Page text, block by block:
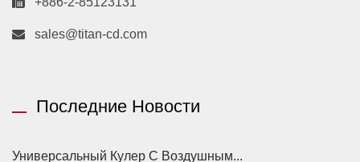
sales@titan-cd.com
Последние Новости
Универсальный Кулер С Воздушным...